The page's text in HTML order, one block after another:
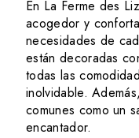
En La Ferme des
acogedor y
necesidades de
están decoradas
todas las
inolvidable.
comunes como un
encantador.